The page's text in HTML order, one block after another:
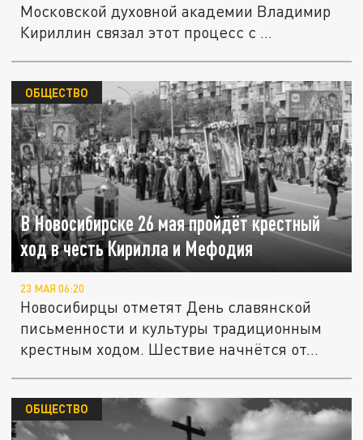
Московской духовной академии Владимир
Кириллин связал этот процесс с ...
В Новосибирске 26 мая пройдёт крестный
ход в честь Кирилла и Мефодия
ОБЩЕСТВО
23 МАЯ 06:20
Новосибирцы отметят День славянской
письменности и культуры традиционным
крестным ходом. Шествие начнётся от...
ОБЩЕСТВО